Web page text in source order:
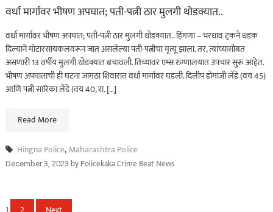
वर्धा मार्गावर भीषण अपघात; पती-पत्नी ठार मुलगी थोडक्यात..
वर्धा मार्गावर भीषण अपघात; पती-पत्नी ठार मुलगी थोडक्यात.. हिंगणा – भरधाव ट्रकने धडक
दिल्याने मोटारसायकलवरून जात असलेल्या पती-पत्नीचा मृत्यू झाला. तर, त्यांच्यासोबत
असणारी 13 वर्षीय मुलगी थोडक्यात बचावली. तिच्यावर एम्स रुग्णालयात उपचार सुरू आहेत.
भीषण अपघाताची ही घटना जामठा शिवारात वर्धा मार्गावर घडली. दिलीप डोमाजी लेंडे (वय 45)
आणि पत्नी सारिका लेंडे (वय 40, रा. […]
Read More
Hingna Police, Maharashtra Police
December 3, 2023 byPolicekaka Crime Beat News